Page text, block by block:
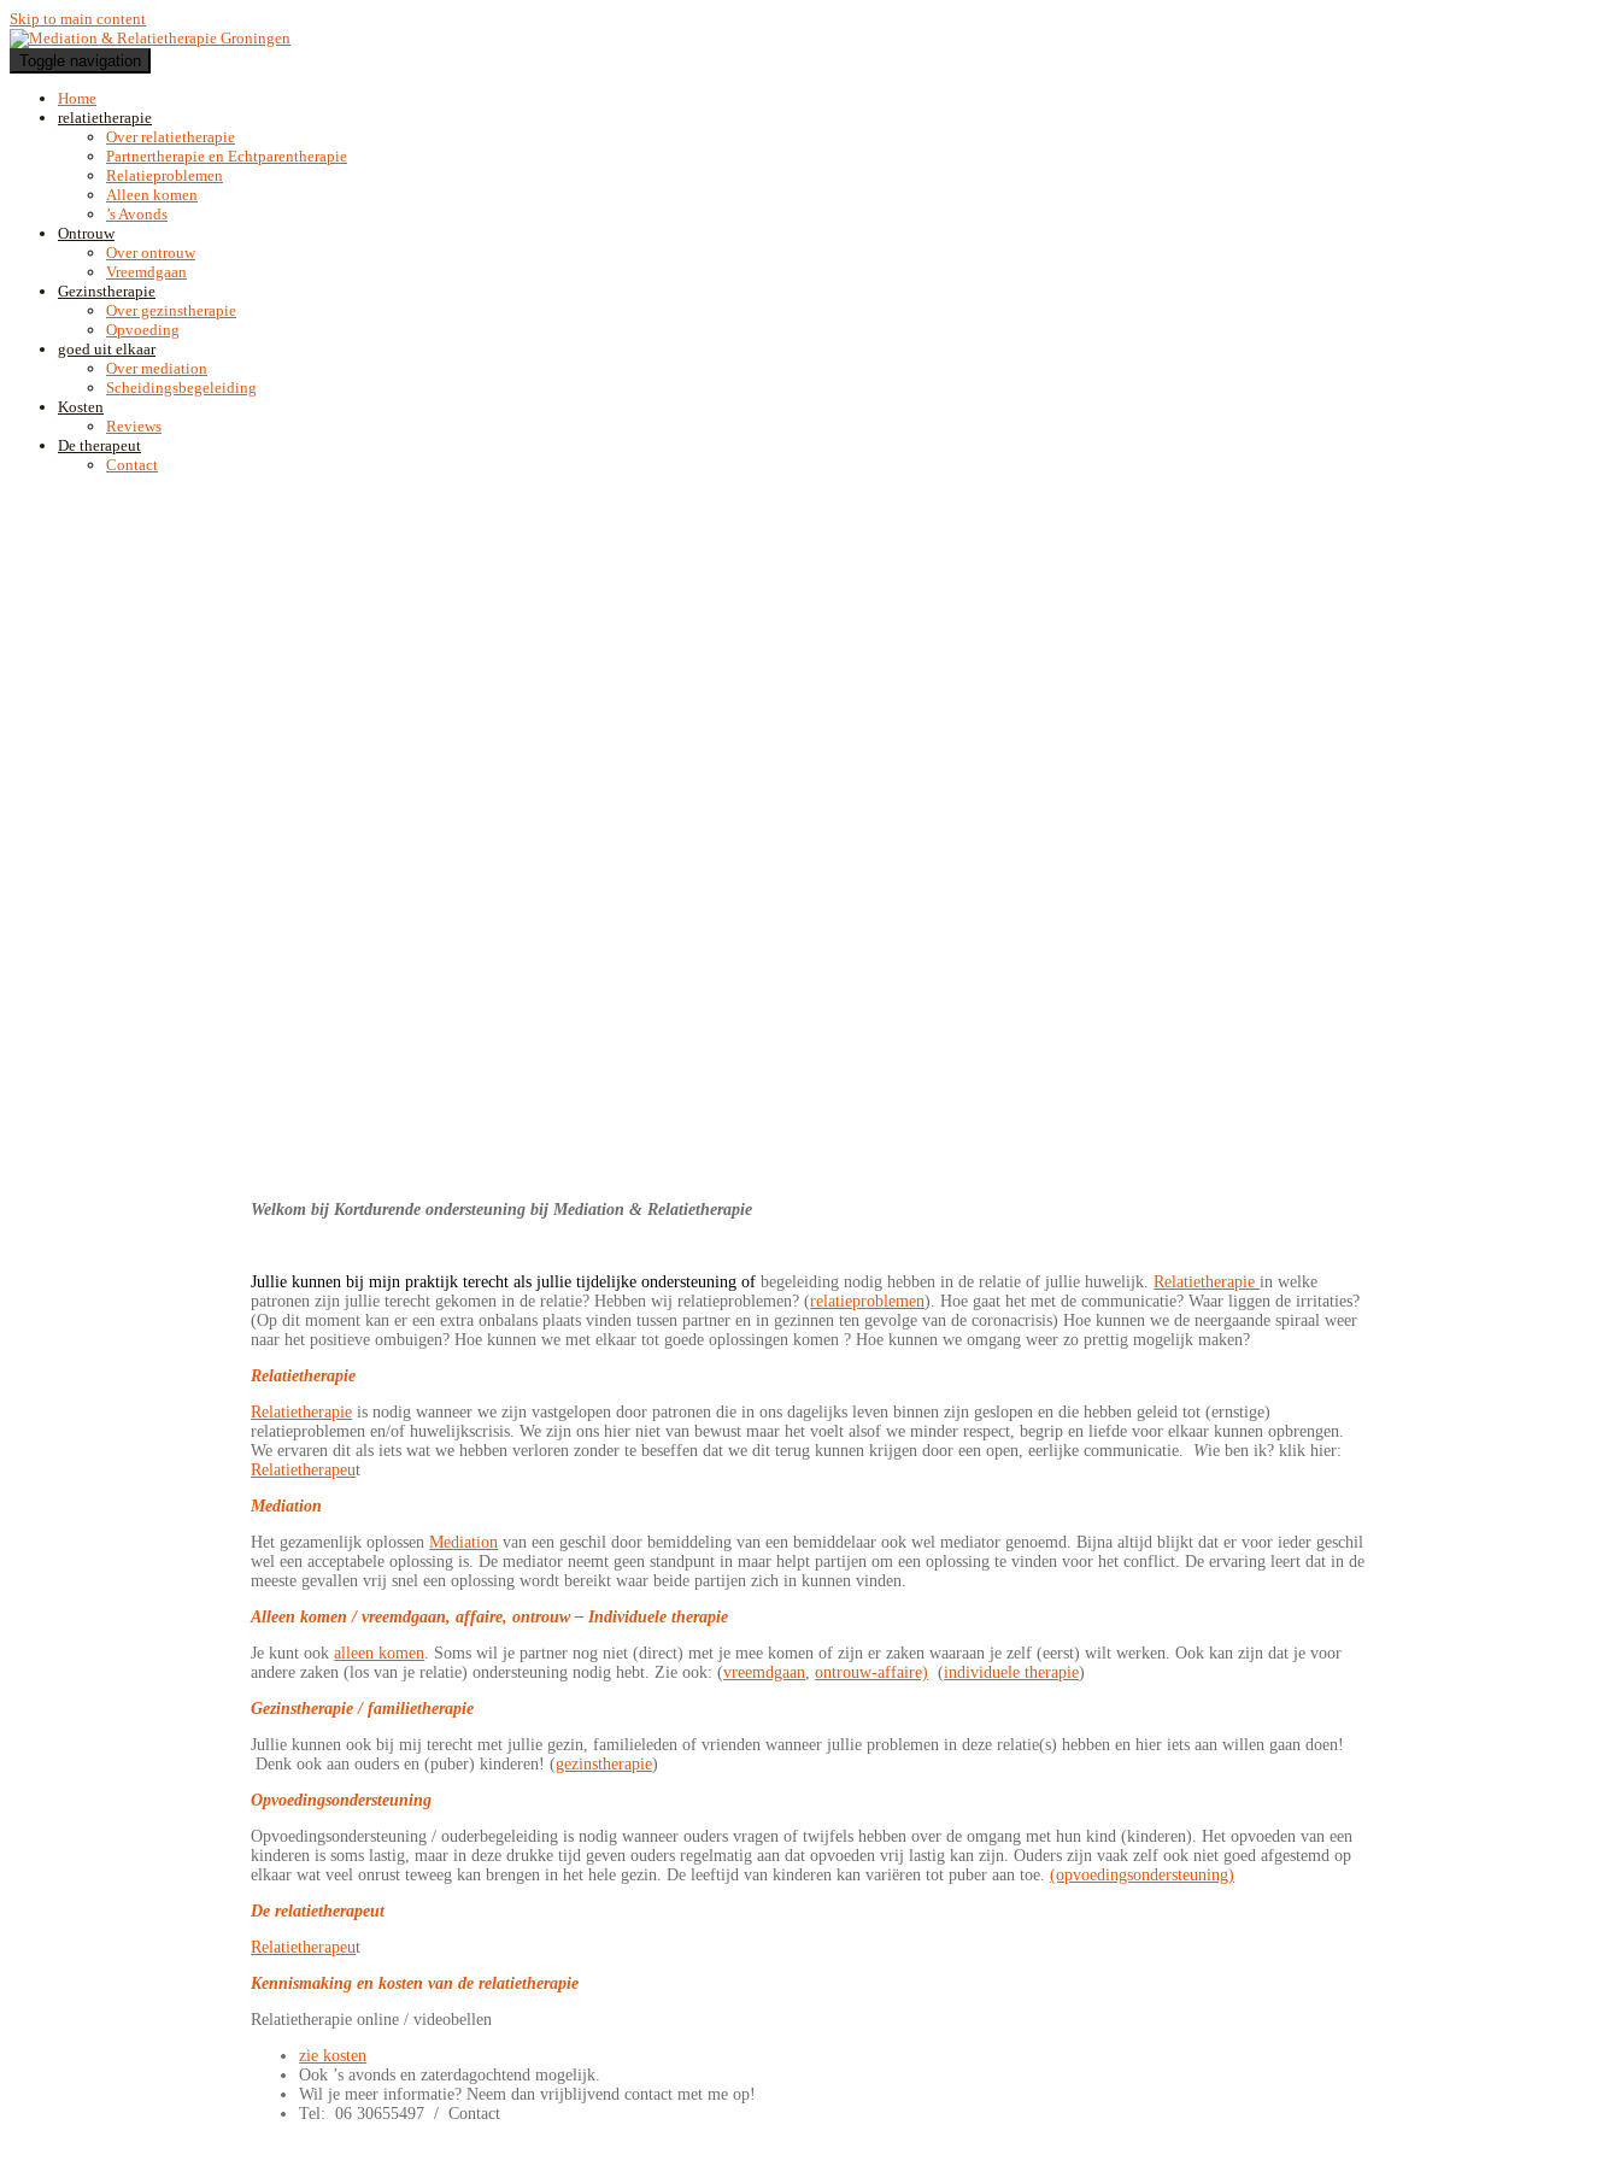
Skip to main content
Toggle navigation
Home
relatietherapie
Over relatietherapie
Partnertherapie en Echtparentherapie
Relatieproblemen
Alleen komen
’s Avonds
Ontrouw
Over ontrouw
Vreemdgaan
Gezinstherapie
Over gezinstherapie
Opvoeding
goed uit elkaar
Over mediation
Scheidingsbegeleiding
Kosten
Reviews
De therapeut
Contact
Welkom bij Kortdurende ondersteuning bij Mediation & Relatietherapie
Jullie kunnen bij mijn praktijk terecht als jullie tijdelijke ondersteuning ofbegeleiding nodig hebben in de relatie of jullie huwelijk.Relatietherapiein welke
patronen zijn jullie terecht gekomen in de relatie? Hebben wij relatieproblemen? (relatieproblemen). Hoe gaat het met de communicatie? Waar liggen de irritaties?
(Op dit moment kan er een extra onbalans plaats vinden tussen partner en in gezinnen ten gevolge van de coronacrisis) Hoe kunnen we de neergaande spiraal weer
naar het positieve ombuigen? Hoe kunnen we met elkaar tot goede oplossingen komen ? Hoe kunnen we omgang weer zo prettig mogelijk maken?
Relatietherapie
Relatietherapie is nodig wanneer we zijn vastgelopen door patronen die in ons dagelijks leven binnen zijn geslopen en die hebben geleid tot (ernstige)
relatieproblemen en/of huwelijkscrisis. We zijn ons hier niet van bewust maar het voelt alsof we minder respect, begrip en liefde voor elkaar kunnen opbrengen.
We ervaren dit als iets wat we hebben verloren zonder te beseffen dat we dit terug kunnen krijgen door een open, eerlijke communicatie.
Wie ben ik? klik hier:
Relatietherapeut
Mediation
Het gezamenlijk oplossenMediation van een geschil door bemiddeling van een bemiddelaar ook wel mediator genoemd. Bijna altijd blijkt dat er voor ieder geschil
wel een acceptabele oplossing is. De mediator neemt geen standpunt in maar helpt partijen om een oplossing te vinden voor het conflict. De ervaring leert dat in de
meeste gevallen vrij snel een oplossing wordt bereikt waar beide partijen zich in kunnen vinden.
Alleen komen / vreemdgaan, affaire, ontrouw – Individuele therapie
Je kunt ookalleen komen . Soms wil je partner nog niet (direct) met je mee komen of zijn er zaken waaraan je zelf (eerst) wilt werken. Ook kan zijn dat je voor
andere zaken (los van je relatie) ondersteuning nodig hebt. Zie ook: (vreemdgaan ,ontrouw-affaire) (individuele therapie)
Gezinstherapie / familietherapie
Jullie kunnen ook bij mij terecht met jullie gezin, familieleden of vrienden wanneer jullie problemen in deze relatie(s) hebben en hier iets aan willen gaan doen!
Denk ook aan ouders en (puber) kinderen! (gezinstherapie)
Opvoedingsondersteuning
Opvoedingsondersteuning / ouderbegeleiding is nodig wanneer ouders vragen of twijfels hebben over de omgang met hun kind (kinderen). Het opvoeden van een
kinderen is soms lastig, maar in deze drukke tijd geven ouders regelmatig aan dat opvoeden vrij lastig kan zijn. Ouders zijn vaak zelf ook niet goed afgestemd op
elkaar wat veel onrust teweeg kan brengen in het hele gezin. De leeftijd van kinderen kan variëren tot puber aan toe.(opvoedingsondersteuning)
De relatietherapeut
Relatietherapeut
Kennismaking en kosten van de relatietherapie
Relatietherapie online / videobellen
zie kosten
Ook ’s avonds en zaterdagochtend mogelijk.
Wil je meer informatie? Neem dan vrijblijvend contact met me op!
Tel: 06 30655497 / Contact